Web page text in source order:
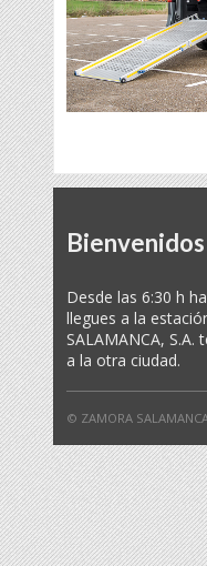
Bienvenidos
Desde las 6:30 h
llegues a la
SALAMANCA,
a la otra ciudad.
© ZAMORA